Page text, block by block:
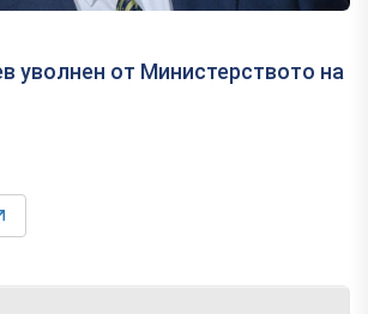
уволнен от Министерството на